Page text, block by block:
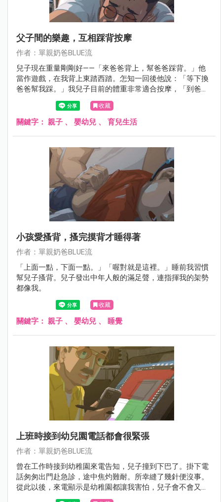
父子間的樂趣，互相踩背按摩
作者：單親奶爸BLUE流
兒子現在重量剛剛好——「來爸爸背上，幫爸爸踩背。」他
當作遊戲，在我背上東踏西踏。怎知一回後他說：「等下換
爸爸幫我踩。」我兒子目前的體重非常適合按摩，「到爸爸
的背上來、踩」我兒子把它看作是一場遊戲，開始踩在我背
上，我從來沒想到他會對我說，稍後輪到你踩我的背。
收藏
關鍵字： 親子 、 嬰幼兒 、 育兒生活
小孩愛搔背，搔完摸背才睡得著
作者：單親奶爸BLUE流
「上面一點，下面一點。」「喔對就是這裡。」睡前我習慣
幫兒子搔背。兒子發出中年人般的滿足聲，連指揮我的架勢
都像我。
收藏
關鍵字： 親子 、 嬰幼兒 、 睡覺
上班時接到幼兒園電話都會很緊張
作者：單親奶爸BLUE流
曾在工作時接到幼稚園來電告知，兒子撞到下巴了。掛下電
話匆匆出門赴急診，途中焦灼難耐。所幸縫了幾針便沒事。
從此以後，來電顯示是幼稚園都讓我害怕，兒子會不會又怎
麼了？這次是發燒還是跌倒？成為父母後，心就永遠懸在別